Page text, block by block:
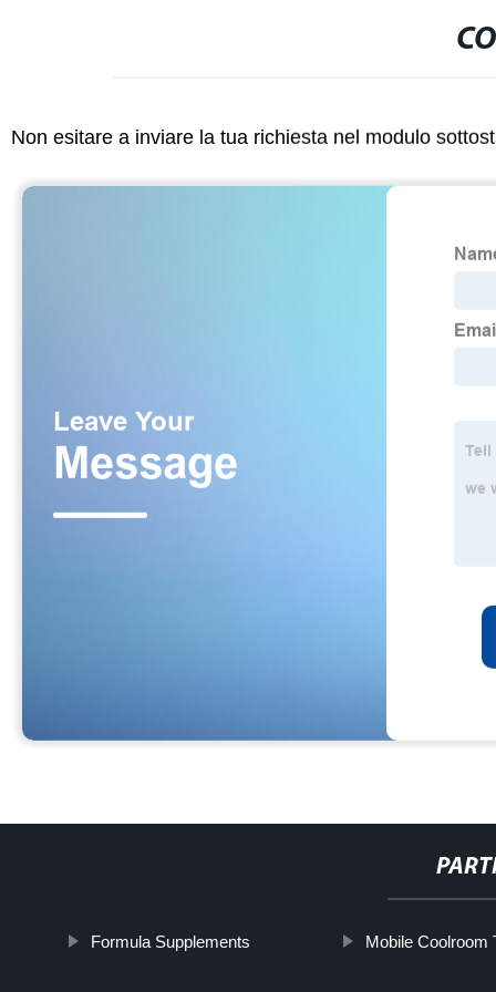
Non esitare a inviare la tua richiesta nel modulo
Formula Supplements Mobile Coolroom